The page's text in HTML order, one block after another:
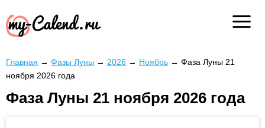
Главная → Фазы Луны → 2026 → Ноябрь → Фаза Луны 21
ноября 2026 года
Фаза Луны 21 ноября 2026 года